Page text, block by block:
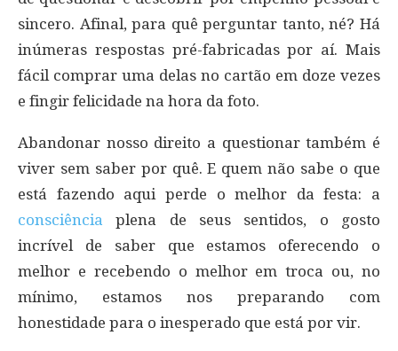
sincero. Afinal, para quê perguntar tanto, né? Há
inúmeras respostas pré-fabricadas por aí. Mais
fácil comprar uma delas no cartão em doze vezes
e fingir felicidade na hora da foto.
Abandonar nosso direito a questionar também é
viver sem saber por quê. E quem não sabe o que
está fazendo aqui perde o melhor da festa: a
consciênciaplena de seus sentidos, o gosto
incrível de saber que estamos oferecendo o
melhor e recebendo o melhor em troca ou, no
mínimo, estamos nos preparando com
honestidade para o inesperado que está por vir.